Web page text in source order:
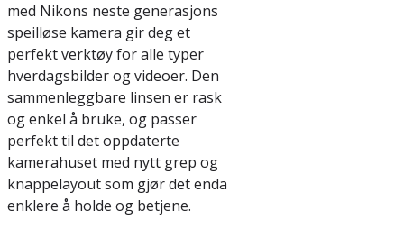
med Nikons neste generasjons
speilløse kamera gir deg et
perfekt verktøy for alle typer
hverdagsbilder og videoer. Den
sammenleggbare linsen er rask
og enkel å bruke, og passer
perfekt til det oppdaterte
kamerahuset med nytt grep og
knappelayout som gjør det enda
enklere å holde og betjene.